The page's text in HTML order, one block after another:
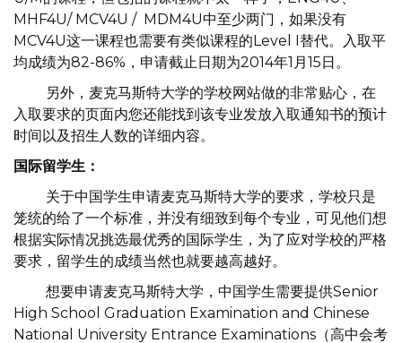
MHF4U/ MCV4U / MDM4U中至少两门，如果没有
MCV4U这一课程也需要有类似课程的Level I替代。入取平
均成绩为82-86%，申请截止日期为2014年1月15日。
另外，麦克马斯特大学的学校网站做的非常贴心，在
入取要求的页面内您还能找到该专业发放入取通知书的预计
时间以及招生人数的详细内容。
国际留学生：
关于中国学生申请麦克马斯特大学的要求，学校只是
笼统的给了一个标准，并没有细致到每个专业，可见他们想
根据实际情况挑选最优秀的国际学生，为了应对学校的严格
要求，留学生的成绩当然也就要越高越好。
想要申请麦克马斯特大学，中国学生需要提供Senior
High School Graduation Examination and Chinese
National University Entrance Examinations（高中会考